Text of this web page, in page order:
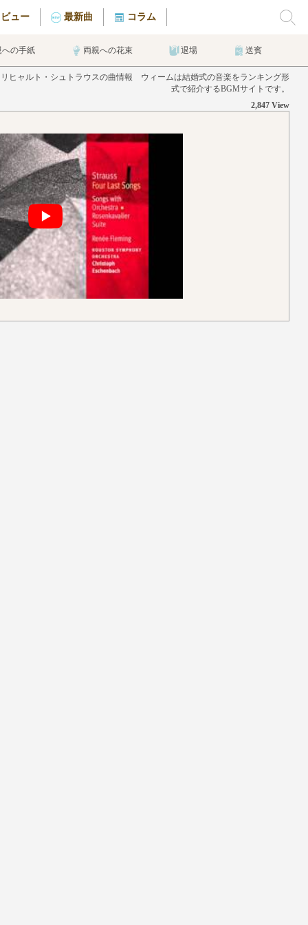
ュー 最新曲 コラム
への手紙 両親への花束 退場 送賓
ヒャルト・シュトラウスの曲情報 ウィームは結婚式の音楽をランキング形
式で紹介するBGMサイトです。
2,847 View